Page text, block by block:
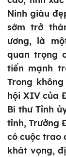
Ninh giàu
sớm trở
ương, là
quan trọng
tiến mạnh
Trong
hội XIV của
Bí thư Tỉnh
tỉnh, Trưởng
có cuộc trao
khát vọng,